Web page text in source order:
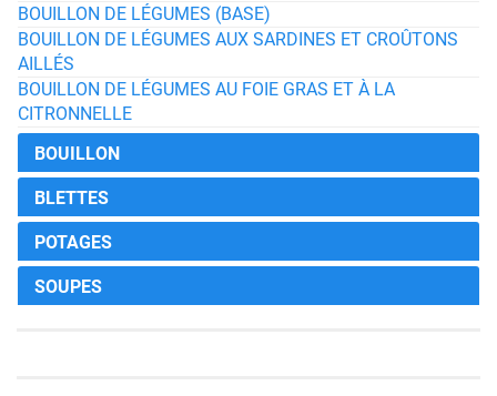
BOUILLON DE LÉGUMES (BASE)
BOUILLON DE LÉGUMES AUX SARDINES ET CROÛTONS
AILLÉS
BOUILLON DE LÉGUMES AU FOIE GRAS ET À LA
CITRONNELLE
BOUILLON
BLETTES
POTAGES
SOUPES